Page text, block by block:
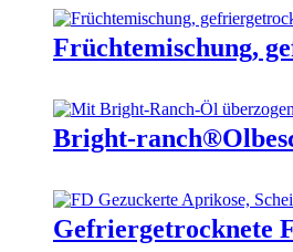
Früchtemischung,
Bright-
Gefriergetrocknete